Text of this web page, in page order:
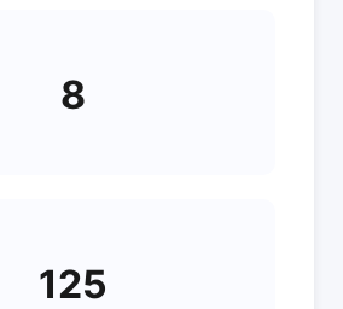
8
125